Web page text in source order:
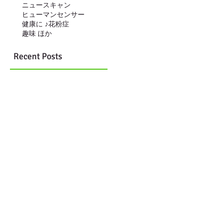
ニュースキャン
ヒューマンセンサー
健康に ♪花粉症
趣味 ほか
Recent Posts